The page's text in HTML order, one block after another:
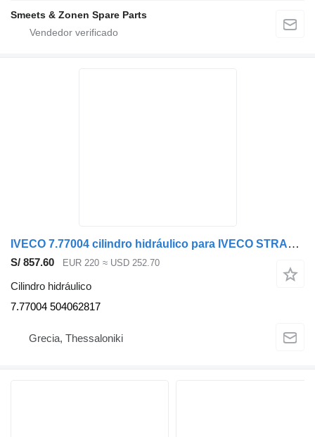
Smeets & Zonen Spare Parts
IVECO 7.77004 cilindro hidráulico para IVECO STRALIS ASTRA EUROTRAKKER cabeza tractora
S/ 857.60 EUR 220 ≈ USD 252.70
Cilindro hidráulico
7.77004 504062817
Grecia, Thessaloniki